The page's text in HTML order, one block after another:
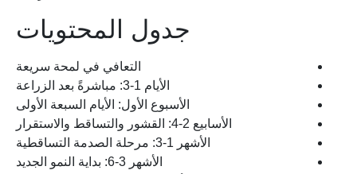
جدول المحتويات
التعافي في لمحة سريعة
الأيام 1-3: مباشرةً بعد الزراعة
الأسبوع الأول: الأيام السبعة الأولى
الأسابيع 2-4: القشور والتساقط والاستقرار
الأشهر 1-3: مرحلة الصدمة التساقطية
الأشهر 3-6: بداية النمو الجديد